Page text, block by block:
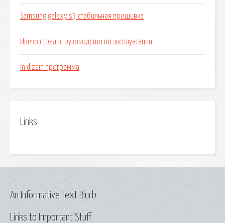
Samsung galaxy s3 стабильная прошивка
Ивеко стралис руководство по эксплуатации
In dizain программа
Links
Links to Important Stuff
An Informative Text Blurb